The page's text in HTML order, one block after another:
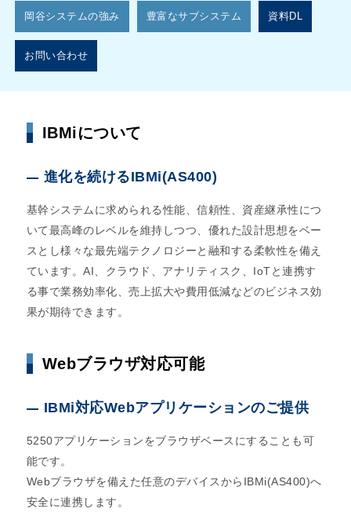
岡谷システムの強み 豊富なサブシステム 資料DL
お問い合わせ
IBMiについて
進化を続けるIBMi(AS400)
基幹システムに求められる性能、信頼性、資産継承性につ
いて最高峰のレベルを維持しつつ、優れた設計思想をベー
スとし様々な最先端テクノロジーと融和する柔軟性を備え
ています。AI、クラウド、アナリティスク、IoTと連携す
る事で業務効率化、売上拡大や費用低減などのビジネス効
果が期待できます。
Webブラウザ対応可能
IBMi対応Webアプリケーションのご提供
5250アプリケーションをブラウザベースにすることも可
能です。
Webブラウザを備えた任意のデバイスからIBMi(AS400)へ
安全に連携します。